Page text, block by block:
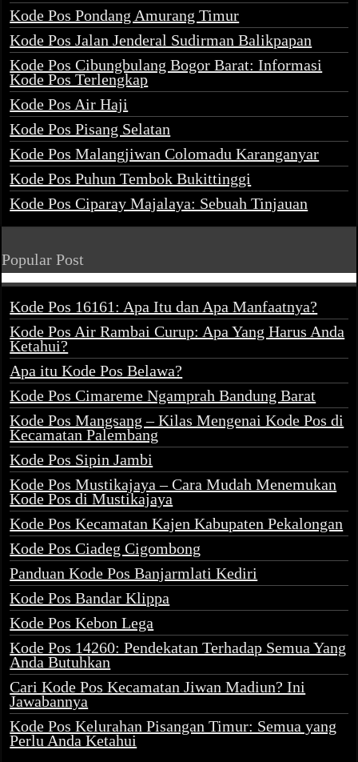
Kode Pos Pondang Amurang Timur
Kode Pos Jalan Jenderal Sudirman Balikpapan
Kode Pos Cibungbulang Bogor Barat: Informasi
Kode Pos Terlengkap
Kode Pos Air Haji
Kode Pos Pisang Selatan
Kode Pos Malangjiwan Colomadu Karanganyar
Kode Pos Puhun Tembok Bukittinggi
Kode Pos Ciparay Majalaya: Sebuah Tinjauan
Popular Post
Kode Pos 16161: Apa Itu dan Apa Manfaatnya?
Kode Pos Air Rambai Curup: Apa Yang Harus Anda
Ketahui?
Apa itu Kode Pos Belawa?
Kode Pos Cimareme Ngamprah Bandung Barat
Kode Pos Mangsang – Kilas Mengenai Kode Pos di
Kecamatan Palembang
Kode Pos Sipin Jambi
Kode Pos Mustikajaya – Cara Mudah Menemukan
Kode Pos di Mustikajaya
Kode Pos Kecamatan Kajen Kabupaten Pekalongan
Kode Pos Ciadeg Cigombong
Panduan Kode Pos Banjarmlati Kediri
Kode Pos Bandar Klippa
Kode Pos Kebon Lega
Kode Pos 14260: Pendekatan Terhadap Semua Yang
Anda Butuhkan
Cari Kode Pos Kecamatan Jiwan Madiun? Ini
Jawabannya
Kode Pos Kelurahan Pisangan Timur: Semua yang
Perlu Anda Ketahui